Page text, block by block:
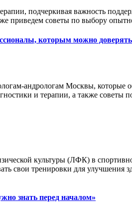
подчеркивая важность
приведем советы по выбору
которым можно
андрологам Москвы,
и терапии, а также советы
культуры (ЛФК) в
свои тренировки для
знать перед началом»